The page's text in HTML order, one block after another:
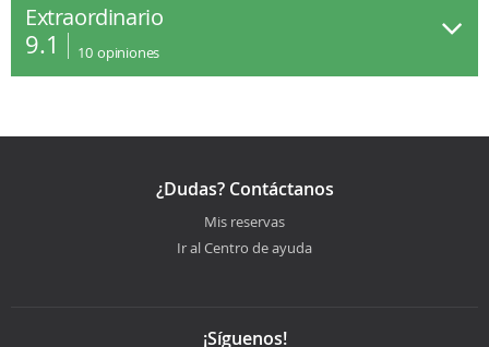
Extraordinario
9.1 10 opiniones
¿Dudas? Contáctanos
Mis reservas
Ir al Centro de ayuda
¡Síguenos!